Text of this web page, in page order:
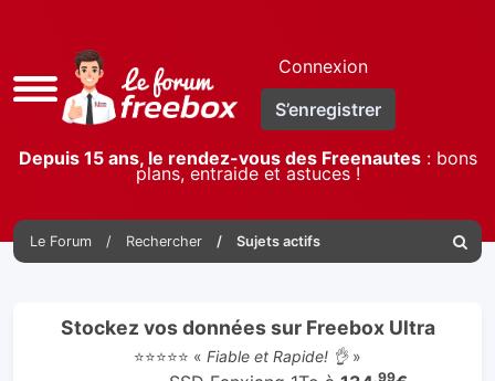
Accès
rapide
Connexion
S’enregistrer
Depuis 15 ans, le rendez-vous des Freenautes: bons
plans, entraide et astuces !
Le Forum Rechercher Sujets actifs
Stockez vos données sur Freebox Ultra
⭐⭐⭐⭐⭐ « Fiable et Rapide! 👌»
,99